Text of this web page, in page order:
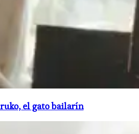
el gato bailarín